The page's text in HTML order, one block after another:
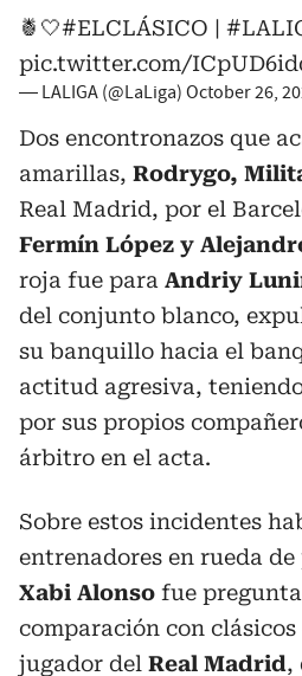
🍍🤍#ELCLÁSICO |
pic.twitter.com/
— LALIGA (@LaLiga) October 26,
Dos encontronazos que
amarillas, Rodrygo,
Real Madrid, por el
Fermín López y
roja fue para Andriy
del conjunto blanco,
su banquillo hacia el
actitud agresiva,
por sus propios
árbitro en el acta.
Sobre estos incidentes
entrenadores en rueda de
Xabi Alonso fue
comparación con
jugador del Real Madrid,